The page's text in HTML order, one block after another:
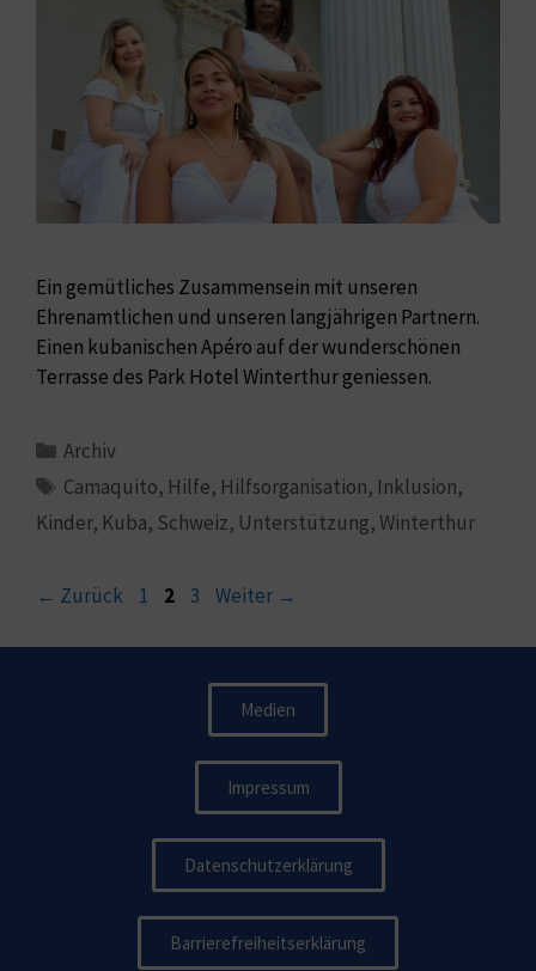
Ein gemütliches Zusammensein mit unseren
Ehrenamtlichen und unseren langjährigen Partnern.
Einen kubanischen Apéro auf der wunderschönen
Terrasse des Park Hotel Winterthur geniessen.
Archiv
Camaquito, Hilfe, Hilfsorganisation, Inklusion,
Kinder, Kuba, Schweiz, Unterstützung,Winterthur
← Zurück 1 2 3 Weiter →
Medien
Impressum
Datenschutzerklärung
Barrierefreiheitserklärung